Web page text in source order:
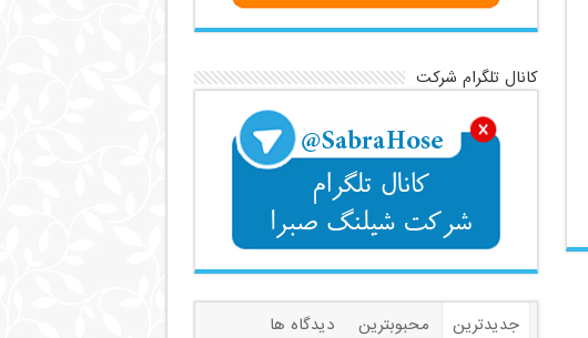
کانال تلگرام شرکت
جدیدترین محبوبترین
دیدگاه ها